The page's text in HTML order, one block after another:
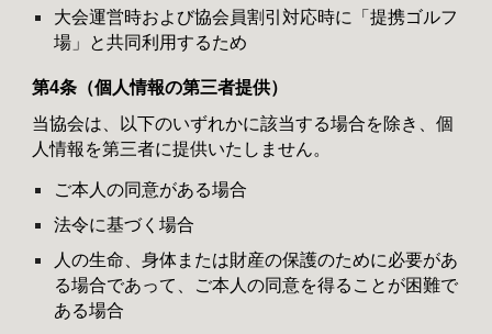
大会運営時および協会員割引対応時に「提携ゴルフ
場」と共同利用するため
第4条（個人情報の第三者提供）
当協会は、以下のいずれかに該当する場合を除き、個
人情報を第三者に提供いたしません。
ご本人の同意がある場合
法令に基づく場合
人の生命、身体または財産の保護のために必要があ
る場合であって、ご本人の同意を得ることが困難で
ある場合